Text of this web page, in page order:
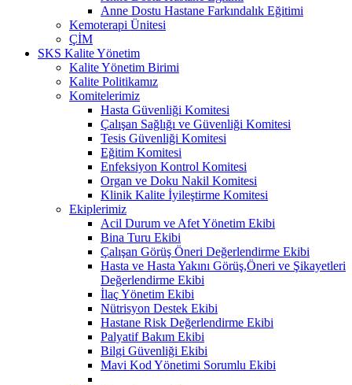
Anne Dostu Hastane Farkındalık Eğitimi
Kemoterapi Ünitesi
ÇİM
SKS Kalite Yönetim
Kalite Yönetim Birimi
Kalite Politikamız
Komitelerimiz
Hasta Güvenliği Komitesi
Çalışan Sağlığı ve Güvenliği Komitesi
Tesis Güvenliği Komitesi
Eğitim Komitesi
Enfeksiyon Kontrol Komitesi
Organ ve Doku Nakil Komitesi
Klinik Kalite İyileştirme Komitesi
Ekiplerimiz
Acil Durum ve Afet Yönetim Ekibi
Bina Turu Ekibi
Çalışan Görüş Öneri Değerlendirme Ekibi
Hasta ve Hasta Yakını Görüş,Öneri ve Şikayetleri
Değerlendirme Ekibi
İlaç Yönetim Ekibi
Nütrisyon Destek Ekibi
Hastane Risk Değerlendirme Ekibi
Palyatif Bakım Ekibi
Bilgi Güvenliği Ekibi
Mavi Kod Yönetimi Sorumlu Ekibi